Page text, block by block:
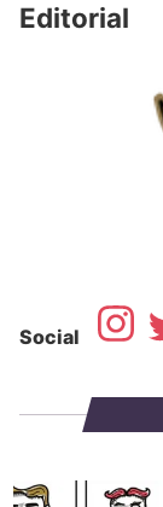
Editorial
Social